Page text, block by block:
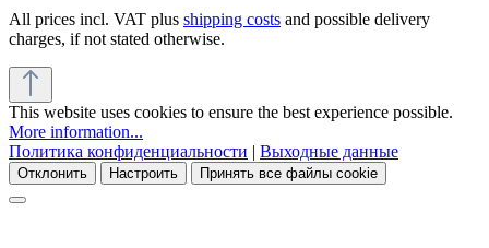
All prices incl. VAT plus shipping costs and possible delivery
charges, if not stated otherwise.
This website uses cookies to ensure the best experience possible.
More information...
Политика конфиденциальности | Выходные данные
Отклонить Настроить Принять все файлы cookie